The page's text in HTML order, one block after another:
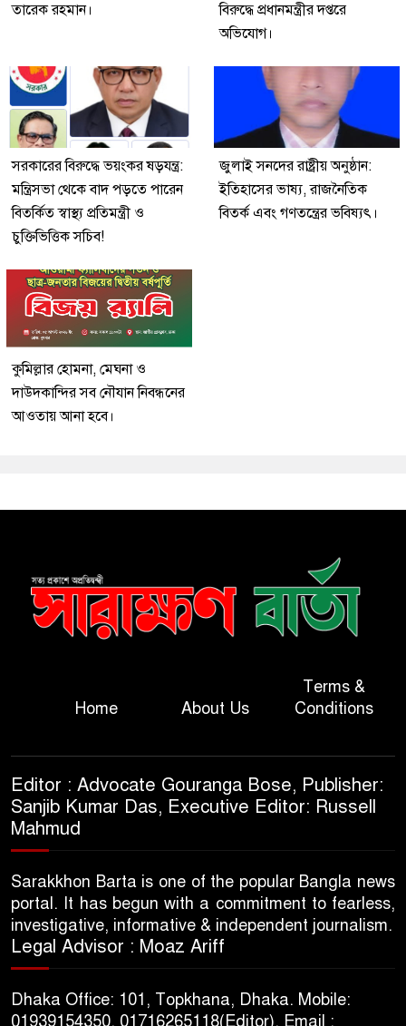
তারেক রহমান।
বিরুদ্ধে প্রধানমন্ত্রীর দপ্তরে
অভিযোগ।
সরকারের বিরুদ্ধে ভয়ংকর ষড়যন্ত্র:
মন্ত্রিসভা থেকে বাদ পড়তে পারেন
বিতর্কিত স্বাস্থ্য প্রতিমন্ত্রী ও
চুক্তিভিত্তিক সচিব!
জুলাই সনদের রাষ্ট্রীয় অনুষ্ঠান:
ইতিহাসের ভাষ্য, রাজনৈতিক
বিতর্ক এবং গণতন্ত্রের ভবিষ্যৎ।
কুমিল্লার হোমনা, মেঘনা ও
দাউদকান্দির সব নৌযান নিবন্ধনের
আওতায় আনা হবে।
Home About Us
Terms &
Conditions
Editor : Advocate Gouranga Bose, Publisher:
Sanjib Kumar Das, Executive Editor: Russell
Mahmud
Sarakkhon Barta is one of the popular Bangla news
portal. It has begun with a commitment to fearless,
investigative, informative & independent journalism.
Legal Advisor : Moaz Ariff
Dhaka Office: 101, Topkhana, Dhaka. Mobile:
01939154350, 01716265118(Editor), Email :